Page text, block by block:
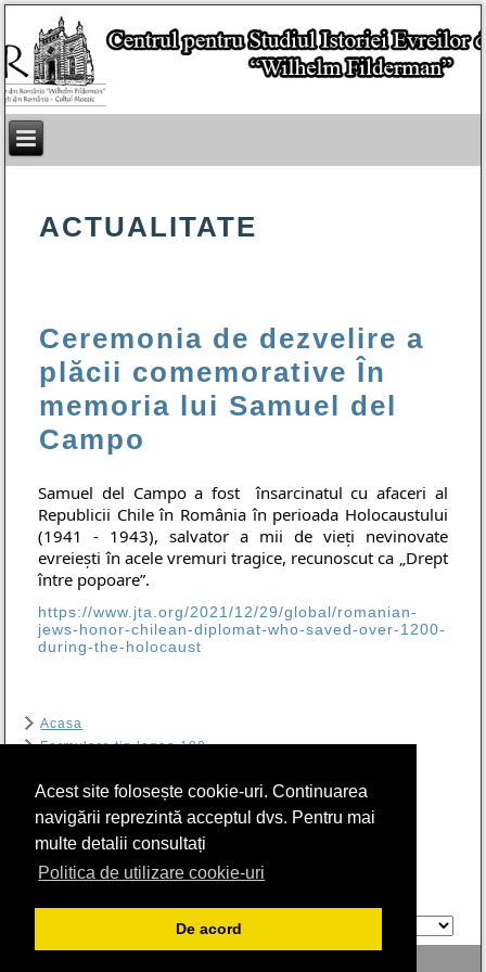
Acest site folosește cookie-uri. Continuarea
navigării reprezintă acceptul dvs. Pentru mai
multe detalii consultați
Politica de utilizare cookie-uri
De acord
ACTUALITATE
Ceremonia de dezvelire a
plăcii comemorative În
memoria lui Samuel del
Campo
Samuel del Campo a fost însarcinatul cu afaceri al
Republicii Chile în România în perioada Holocaustului
(1941 - 1943), salvator a mii de vieți nevinovate
evreiești în acele vremuri tragice, recunoscut ca „Drept
între popoare”.
https://www.jta.org/2021/12/29/global/romanian-
jews-honor-chilean-diplomat-who-saved-over-1200-
during-the-holocaust
Acasa
Formulare tip legea 189
Arhiva
RIER
Program sală de lectură Biblioteca CSIER-WF